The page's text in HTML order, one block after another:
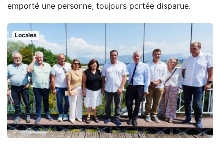
emporté une personne, toujours portée disparue.
Locales